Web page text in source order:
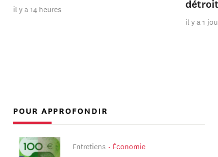
il y a 14 heures
il y a 1
POUR APPROFONDIR
Entretiens Économie